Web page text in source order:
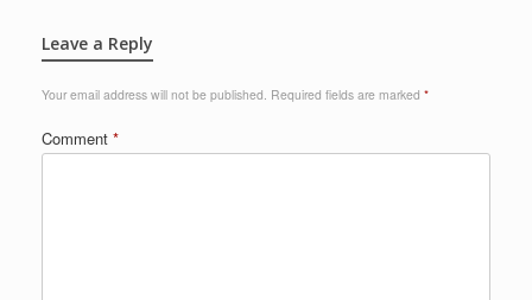
Leave a Reply
Your email address will not be published. Required fields are marked *
Comment *